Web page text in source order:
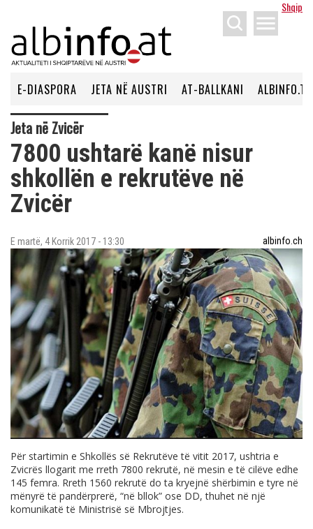
Shqip
menu
E-DIASPORA JETA NË AUSTRI AT-BALLKANI ALBINFO.TV
Jeta në Zvicër
7800 ushtarë kanë nisur
shkollën e rekrutëve në
Zvicër
E martë, 4 Korrik 2017 - 13:30 albinfo.ch
Për startimin e Shkollës së Rekrutëve të vitit 2017, ushtria e
Zvicrës llogarit me rreth 7800 rekrutë, në mesin e të cilëve edhe
145 femra. Rreth 1560 rekrutë do ta kryejnë shërbimin e tyre në
mënyrë të pandërprerë, “në bllok” ose DD, thuhet në një
komunikatë të Ministrisë së Mbrojtjes.